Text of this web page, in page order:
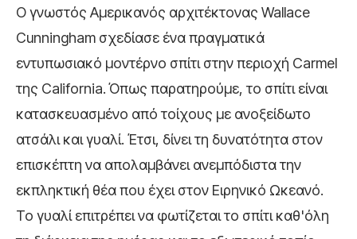
Ο γνωστός Αμερικανός αρχιτέκτονας Wallace
Cunningham σχεδίασε ένα πραγματικά
εντυπωσιακό μοντέρνο σπίτι στην περιοχή Carmel
της California. Όπως παρατηρούμε, το σπίτι είναι
κατασκευασμένο από τοίχους με ανοξείδωτο
ατσάλι και γυαλί. Έτσι, δίνει τη δυνατότητα στον
επισκέπτη να απολαμβάνει ανεμπόδιστα την
εκπληκτική θέα που έχει στον Ειρηνικό Ωκεανό.
Το γυαλί επιτρέπει να φωτίζεται το σπίτι καθ'όλη